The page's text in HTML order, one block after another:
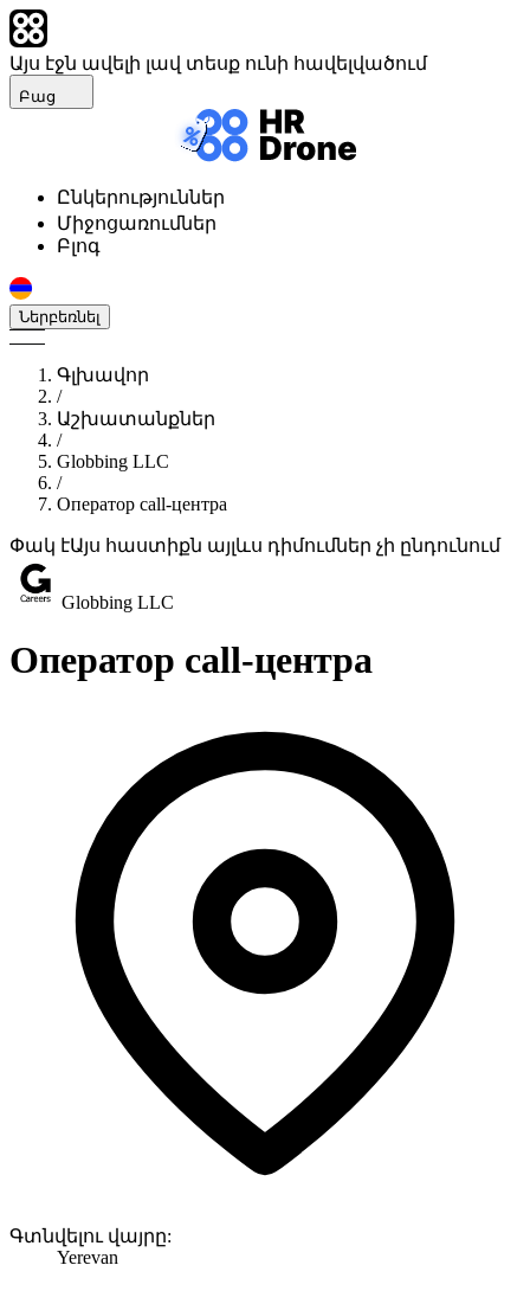
Այս էջն ավելի լավ տեսք ունի հավելվածում
Բաց
Ընկերություններ
Միջոցառումներ
Բլոգ
Ներբեռնել
Գլխավոր
/
Աշխատանքներ
/
Globbing LLC
/
Оператор call-центра
Փակ էԱյս հաստիքն այլևս դիմումներ չի ընդունում
Globbing LLC
Оператор call-центра
Գտնվելու վայրը:
Yerevan